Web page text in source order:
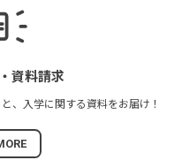
資料請求
、 入学に関する資料をお届け！